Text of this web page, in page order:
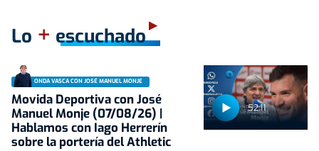
Lo + escuchado
52:11
ONDA VASCA CON JOSÉ MANUEL MONJE
Movida Deportiva con José
Manuel Monje (07/08/26) |
Hablamos con Iago Herrerín
sobre la portería del Athletic